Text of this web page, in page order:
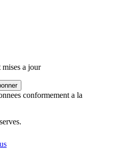
mises a jour
conformement a la